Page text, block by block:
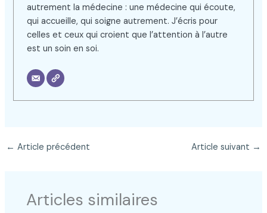
autrement la médecine : une médecine qui écoute,
qui accueille, qui soigne autrement. J’écris pour
celles et ceux qui croient que l’attention à l’autre
est un soin en soi.
← Article précédent Article suivant →
Articles similaires